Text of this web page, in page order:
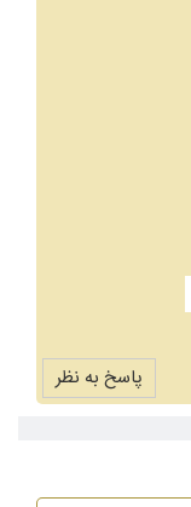
پاسخ به نظر